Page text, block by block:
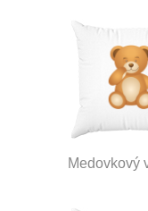
Medovkový